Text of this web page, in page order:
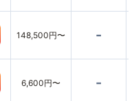
148,500円〜 -
6,600円〜 -